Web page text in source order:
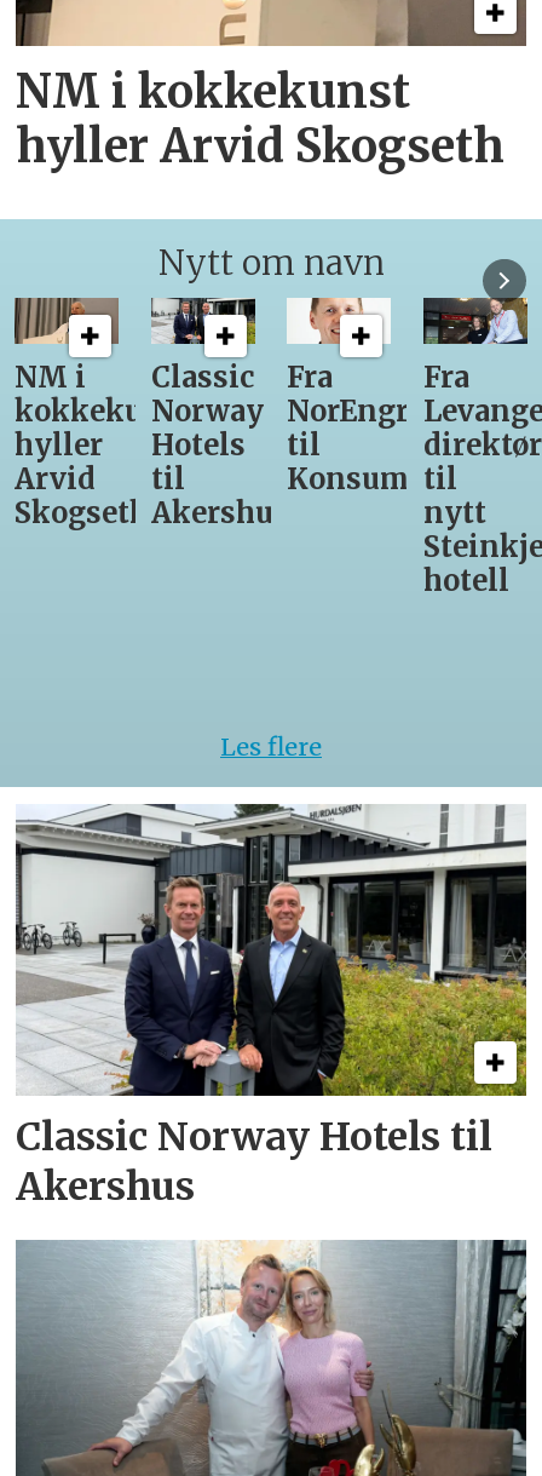
NM i kokkekunst
hyller Arvid Skogseth
Nytt om navn
NM i
kokkekunst
hyller
Arvid
Skogseth
Classic
Norway
Hotels
til
Akershus
Fra
NorEngros
til
Konsumgruppen
Fra
direktør
til
nytt
hotell
Les flere
Classic Norway Hotels til
Akershus